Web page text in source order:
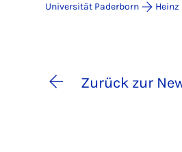
Universität Paderborn
Zurück zur